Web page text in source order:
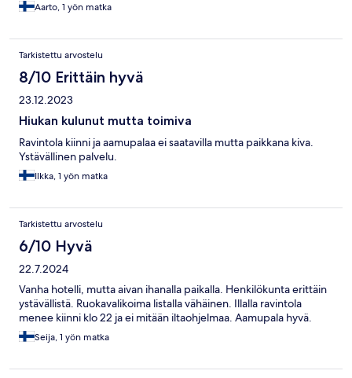
Aarto, 1 yön matka
Tarkistettu arvostelu
8/10 Erittäin hyvä
23.12.2023
Hiukan kulunut mutta toimiva
Ravintola kiinni ja aamupalaa ei saatavilla mutta paikkana kiva.
Ystävällinen palvelu.
Ilkka, 1 yön matka
Tarkistettu arvostelu
6/10 Hyvä
22.7.2024
Vanha hotelli, mutta aivan ihanalla paikalla. Henkilökunta erittäin
ystävällistä. Ruokavalikoima listalla vähäinen. Illalla ravintola
menee kiinni klo 22 ja ei mitään iltaohjelmaa. Aamupala hyvä.
Seija, 1 yön matka